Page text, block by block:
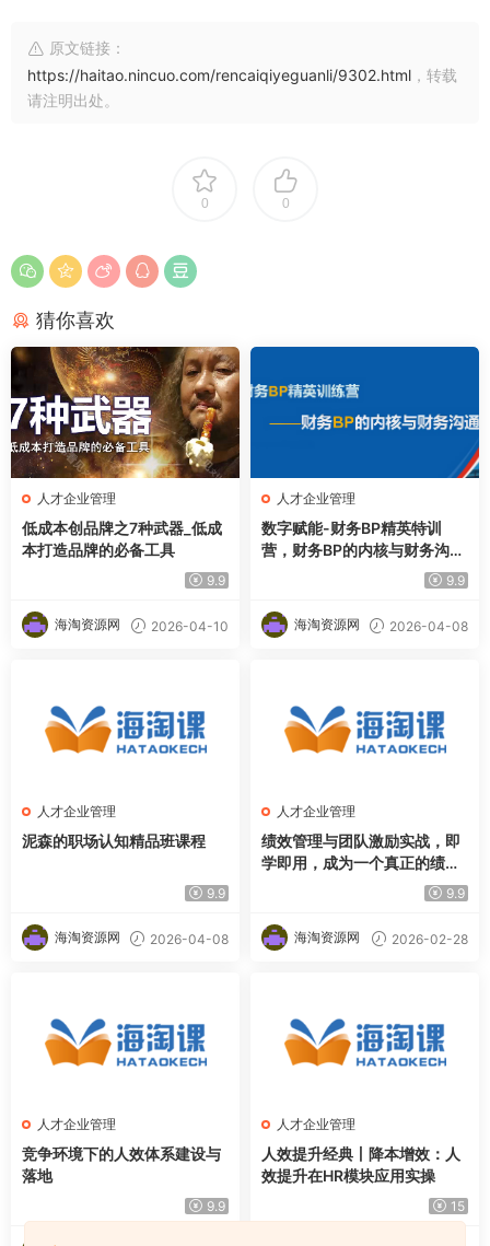
原文链接：
https://haitao.nincuo.com/rencaiqiyeguanli/9302.html ，转载
请注明出处。
0 0
猜你喜欢
人才企业管理
低成本创品牌之7种武器_低成
本打造品牌的必备工具
9.9
海淘资源网 2026-04-10
人才企业管理
数字赋能-财务BP精英特训
营，财务BP的内核与财务沟通
9.9
海淘资源网 2026-04-08
人才企业管理
泥森的职场认知精品班课程
9.9
海淘资源网 2026-04-08
人才企业管理
绩效管理与团队激励实战，即
学即用，成为一个真正的绩效
9.9
海淘资源网 2026-02-28
人才企业管理
竞争环境下的人效体系建设与
落地
9.9
人才企业管理
人效提升经典丨降本增效：人
效提升在HR模块应用实操
15